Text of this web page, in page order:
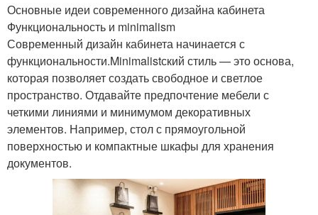
Основные идеи современного дизайна кабинета
Функциональность и minimalism
Современный дизайн кабинета начинается с
функциональности.Minimalistский стиль — это основа,
которая позволяет создать свободное и светлое
пространство. Отдавайте предпочтение мебели с
четкими линиями и минимумом декоративных
элементов. Например, стол с прямоугольной
поверхностью и компактные шкафы для хранения
документов.